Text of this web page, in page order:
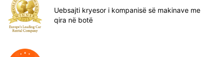
Uebsajti kryesor i kompanisë së makinave me
qira në botë